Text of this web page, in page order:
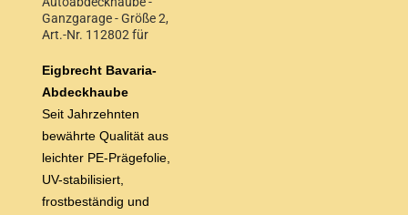
Ganzgarage - Größe 2,
Art.-Nr. 112802 für
3,90 m Wagenlänge
Eigbrecht Bavaria-
Abdeckhaube
Seit Jahrzehnten
bewährte Qualität aus
leichter PE-Prägefolie,
UV-stabilisiert,
frostbeständig und